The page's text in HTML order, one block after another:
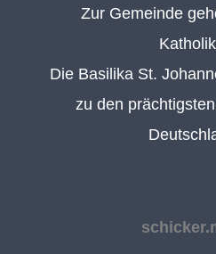
Zur Gemeinde
Die Basilika St.
zu den